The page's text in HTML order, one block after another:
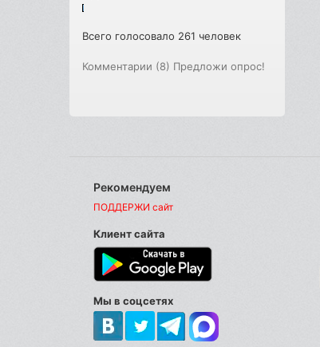
Всего голосовало 261 человек
Комментарии (8) Предложи опрос!
Рекомендуем
ПОДДЕРЖИ сайт
Клиент сайта
Мы в соцсетях